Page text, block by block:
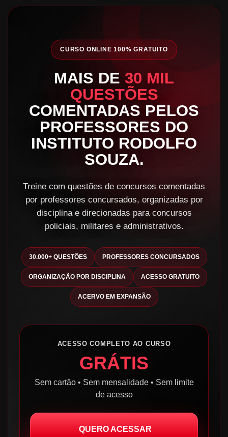
CURSO ONLINE 100% GRATUITO
MAIS DE 30 MIL
QUESTÕES
COMENTADAS PELOS
PROFESSORES DO
INSTITUTO RODOLFO
SOUZA.
Treine com questões de concursos comentadas
por professores concursados, organizadas por
disciplina e direcionadas para concursos
policiais, militares e administrativos.
30.000+ QUESTÕES PROFESSORES CONCURSADOS
ORGANIZAÇÃO POR DISCIPLINA ACESSO GRATUITO
ACERVO EM EXPANSÃO
ACESSO COMPLETO AO CURSO
GRÁTIS
Sem cartão • Sem mensalidade • Sem limite
de acesso
QUERO ACESSAR